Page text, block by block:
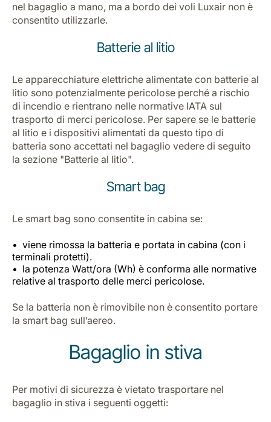
nel bagaglio a mano, ma a bordo dei voli Luxair non è
consentito utilizzarle.
Batterie al litio
Le apparecchiature elettriche alimentate con batterie al
litio sono potenzialmente pericolose perché a rischio
di incendio e rientrano nelle normative IATA sul
trasporto di merci pericolose. Per sapere se le batterie
al litio e i dispositivi alimentati da questo tipo di
batteria sono accettati nel bagaglio vedere di seguito
la sezione "Batterie al litio".
Smart bag
Le smart bag sono consentite in cabina se:
viene rimossa la batteria e portata in cabina (con i
terminali protetti).
la potenza Watt/ora (Wh) è conforma alle normative
relative al trasporto delle merci pericolose.
Se la batteria non è rimovibile non è consentito portare
la smart bag sull’aereo.
Bagaglio in stiva
Per motivi di sicurezza è vietato trasportare nel
bagaglio in stiva i seguenti oggetti: